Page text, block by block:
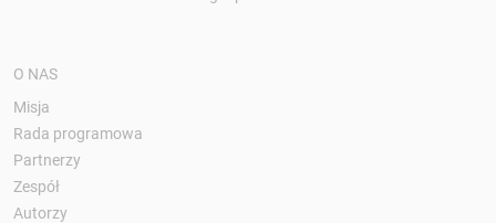
O NAS
Misja
Rada programowa
Partnerzy
Zespół
Autorzy